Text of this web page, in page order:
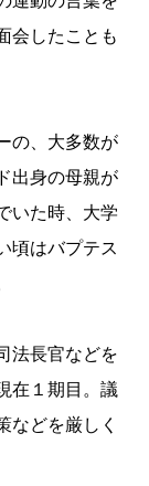
会したことも
の、大多数が
出身の母親が
いた時、大学
頃はバプテス
法長官などを
在１期目。議
などを厳しく